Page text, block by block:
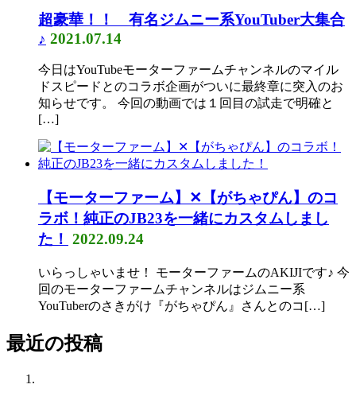
超豪華！！ 有名ジムニー系YouTuber大集合
♪ 2021.07.14
今日はYouTubeモーターファームチャンネルのマイル
ドスピードとのコラボ企画がついに最終章に突入のお
知らせです。 今回の動画では１回目の試走で明確と
[…]
【モーターファーム】✕【がちゃぴん】のコ
ラボ！純正のJB23を一緒にカスタムしまし
た！ 2022.09.24
いらっしゃいませ！ モーターファームのAKIJIです♪ 今
回のモーターファームチャンネルはジムニー系
YouTuberのさきがけ『がちゃぴん』さんとのコ[…]
最近の投稿